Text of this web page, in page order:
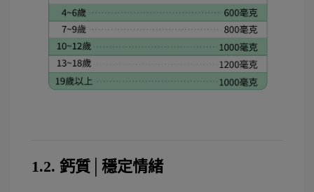
1.2. 鈣質│穩定情緒